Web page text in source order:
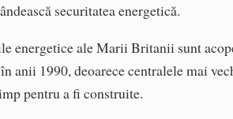
securitatea energetică.
energetice ale Marii Britanii sunt
anii 1990, deoarece centralele mai
pentru a fi construite.